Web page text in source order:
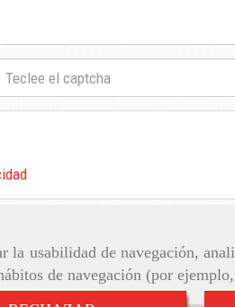
usabilidad de navegación,
de navegación (por
captcha